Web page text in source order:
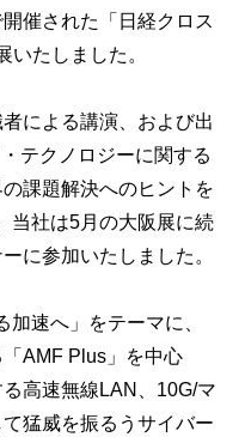
催された「日経クロス
いたしました。
による講演、および出
テクノロジーに関する
課題解決へのヒントを
当社は5月の大阪展に続
に参加いたしました。
速へ」をテーマに、
AMF Plus」を中心
高速無線LAN、10G/マ
猛威を振るうサイバー